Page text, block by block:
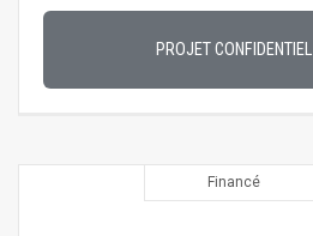
PROJET CONFIDENTIEL
Financé